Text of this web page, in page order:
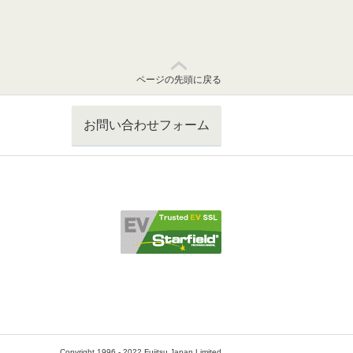
ページの先頭に戻る
お問い合わせフォーム